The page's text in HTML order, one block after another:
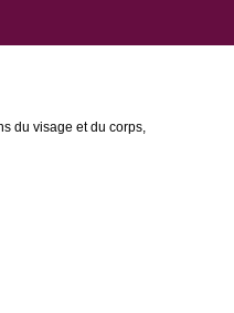
du visage et du corps,